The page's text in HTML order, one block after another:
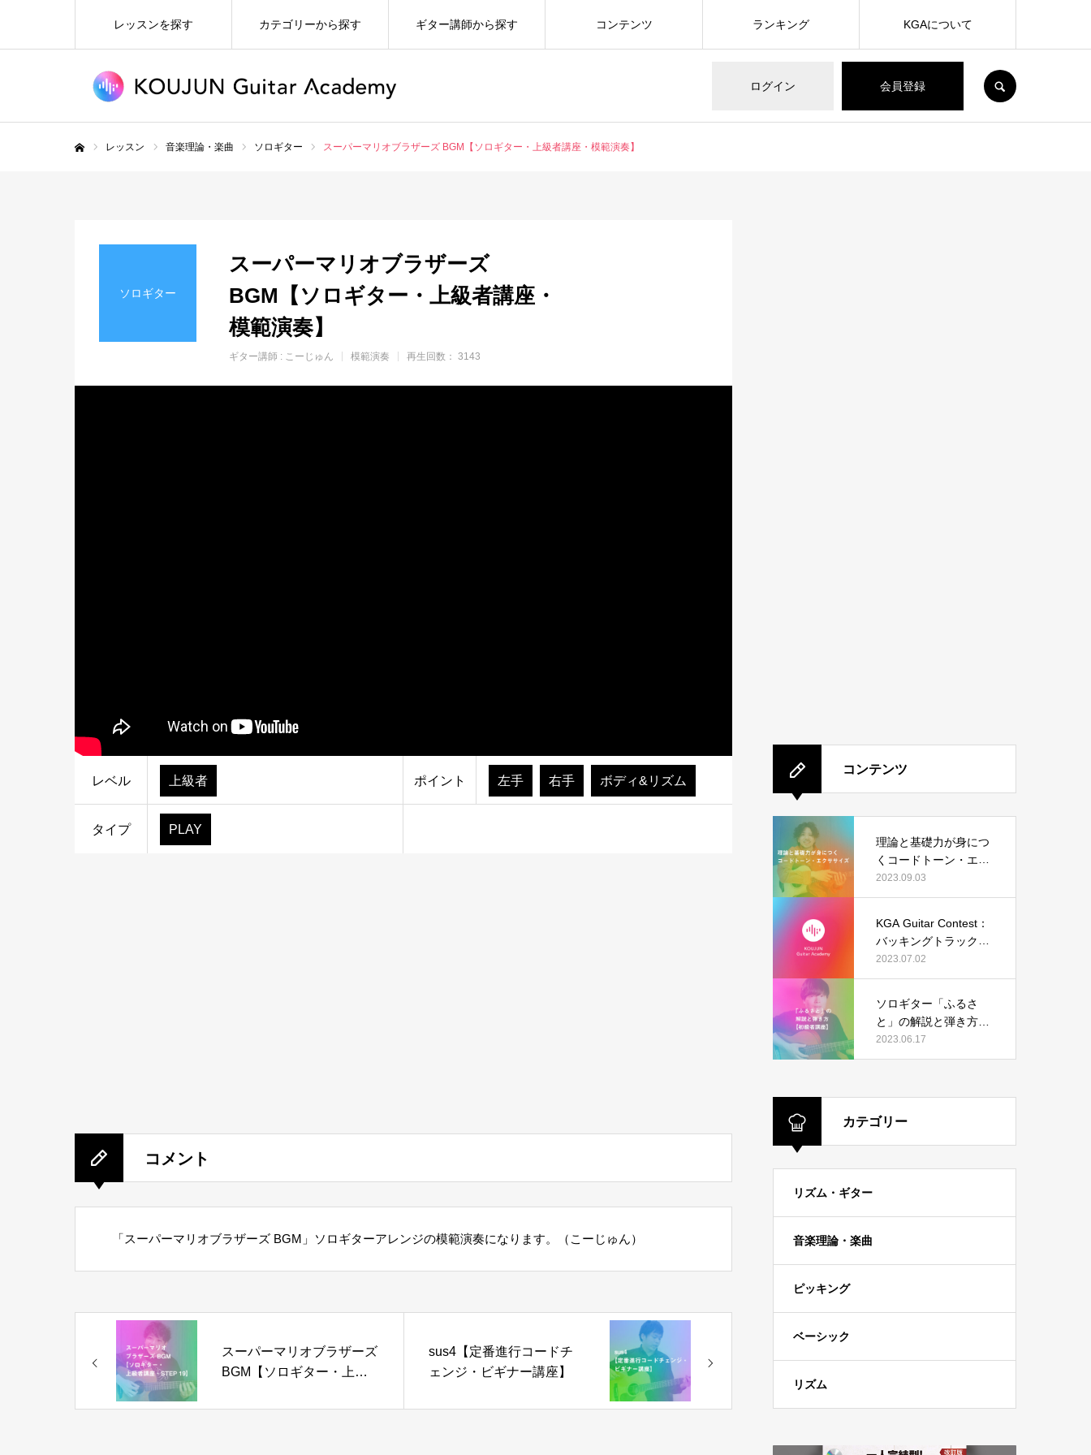
ログイン 会員登録
レッスンを探す カテゴリーから探す ギター講師から探す コンテンツ ランキング KGAについて
レッスン 音楽理論・楽曲 ソロギター スーパーマリオブラザーズ BGM【ソロギター・上級者講座・模範演奏】
ソロギター
スーパーマリオブラザーズ
BGM【ソロギター・上級者講座・
模範演奏】
ギター講師 : こーじゅん 模範演奏 再生回数： 3143
レベル 上級者 ポイント 左手 右手 ボディ&リズム
タイプ PLAY
コメント
「スーパーマリオブラザーズ BGM」ソロギターアレンジの模範演奏になります。（こーじゅん）
スーパーマリオブラザーズ
BGM【ソロギター・上級
sus4【定番進行コードチ
ェンジ・ビギナー講座】
コンテンツ
理論と基礎力が身につ
くコードトーン・エク
ササイズ
2023.09.03
KGA Guitar Contest：
バッキングトラック（I
sn’t She Lovely）の結
果発表
2023.07.02
ソロギター「ふるさ
と」の解説と弾き方
【初級者講座】
2023.06.17
カテゴリー
リズム・ギター
音楽理論・楽曲
ピッキング
ベーシック
リズム